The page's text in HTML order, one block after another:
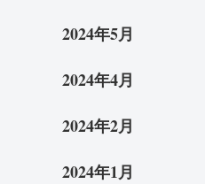
2024年5月
2024年4月
2024年2月
2024年1月